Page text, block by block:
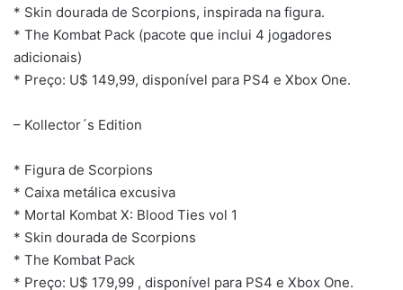
* Skin dourada de Scorpions, inspirada na figura.
* The Kombat Pack (pacote que inclui 4 jogadores
adicionais)
* Preço: U$ 149,99, disponível para PS4 e Xbox One.
– Kollector´s Edition
* Figura de Scorpions
* Caixa metálica excusiva
* Mortal Kombat X: Blood Ties vol 1
* Skin dourada de Scorpions
* The Kombat Pack
* Preço: U$ 179,99 , disponível para PS4 e Xbox One.